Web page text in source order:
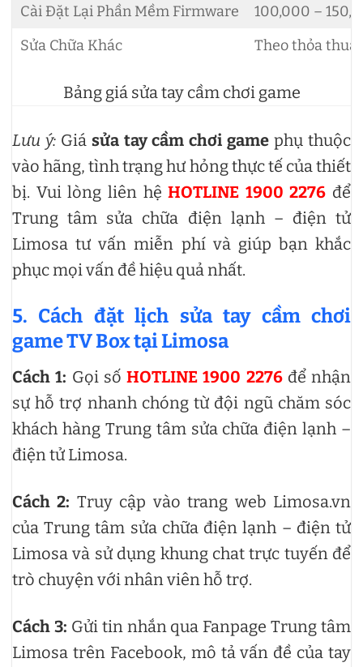
Cài Đặt Lại Phần Mềm Firmware
100,000 –
Sửa Chữa Khác
Theo thỏa
Bảng giá sửa tay cầm chơi game
Lưu ý:Giá sửa tay cầm chơi game phụ thuộc
vào hãng, tình trạng hư hỏng thực tế của thiết
bị. Vui lòng liên hệHOTLINE 1900 2276 để
Trung tâm sửa chữa điện lạnh – điện tử
Limosa tư vấn miễn phí và giúp bạn khắc
phục mọi vấn đề hiệu quả nhất.
5. Cách đặt lịch sửa tay cầm chơi
game TV Box tại Limosa
Cách 1: Gọi số HOTLINE 1900 2276để nhận
sự hỗ trợ nhanh chóng từ đội ngũ chăm sóc
khách hàng Trung tâm sửa chữa điện lạnh –
điện tử Limosa.
Cách 2: Truy cập vào trang web Limosa.vn
của Trung tâm sửa chữa điện lạnh – điện tử
Limosa và sử dụng khung chat trực tuyến để
trò chuyện với nhân viên hỗ trợ.
Cách 3: Gửi tin nhắn qua Fanpage Trung tâm
Limosa trên Facebook, mô tả vấn đề của tay